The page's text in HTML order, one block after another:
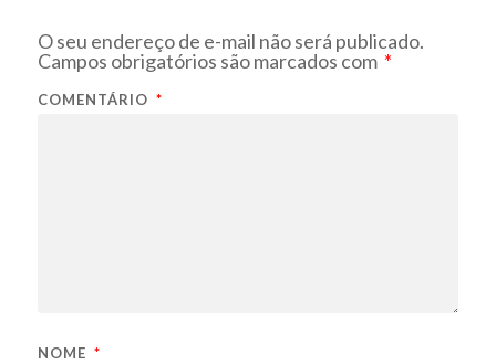
O seu endereço de e-mail não será publicado.
Campos obrigatórios são marcados com *
COMENTÁRIO *
NOME *